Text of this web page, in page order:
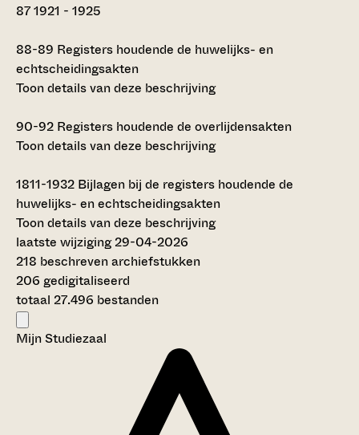
871921 - 1925
88-89 Registers houdende de huwelijks- en
echtscheidingsakten
Toon details van deze beschrijving
90-92 Registers houdende de overlijdensakten
Toon details van deze beschrijving
1811-1932 Bijlagen bij de registers houdende de
huwelijks- en echtscheidingsakten
Toon details van deze beschrijving
laatste wijziging 29-04-2026
218 beschreven archiefstukken
206 gedigitaliseerd
totaal 27.496 bestanden
Mijn Studiezaal